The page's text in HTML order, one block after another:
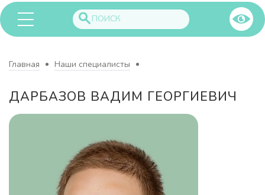
Главная Наши специалисты
ДАРБАЗОВ ВАДИМ ГЕОРГИЕВИЧ